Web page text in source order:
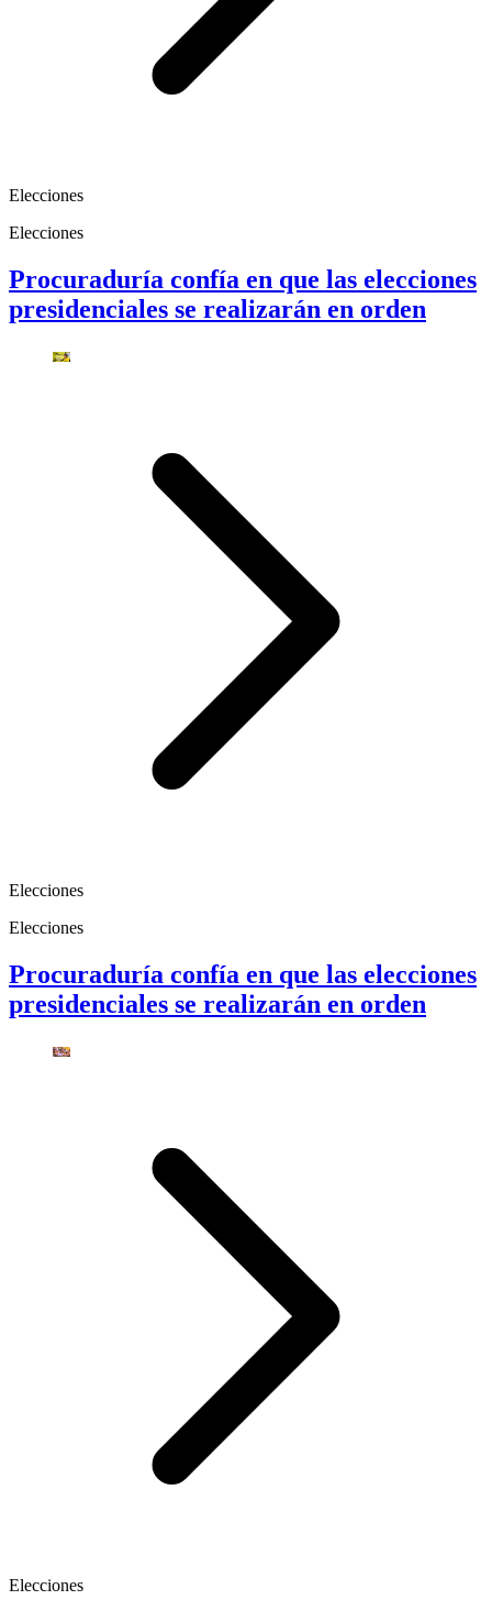
Elecciones
Elecciones
Procuraduría confía en que las elecciones
presidenciales se realizarán en orden
Elecciones
Elecciones
Procuraduría confía en que las elecciones
presidenciales se realizarán en orden
Elecciones